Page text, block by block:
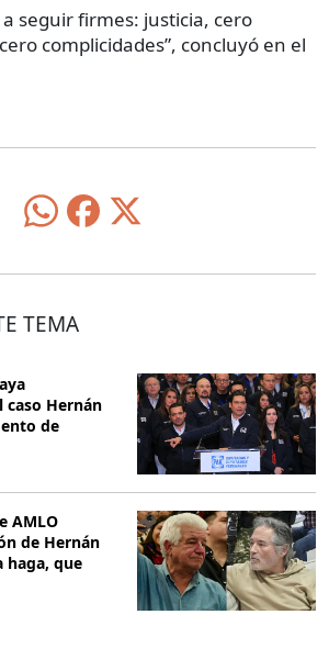
seguir firmes: justicia, cero
complicidades”, concluyó en el
TEMA
Hernán
de
AMLO
de Hernán
haga, que